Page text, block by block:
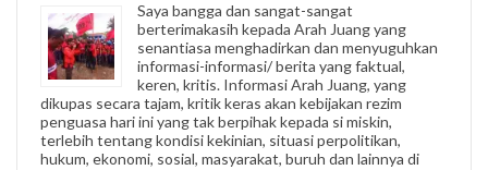
Saya bangga dan sangat-sangat
berterimakasih kepada Arah Juang yang
senantiasa menghadirkan dan menyuguhkan
informasi-informasi/ berita yang faktual,
keren, kritis. Informasi Arah Juang, yang
dikupas secara tajam, kritik keras akan kebijakan rezim
penguasa hari ini yang tak berpihak kepada si miskin,
terlebih tentang kondisi kekinian, situasi perpolitikan,
hukum, ekonomi, sosial, masyarakat, buruh dan lainnya di